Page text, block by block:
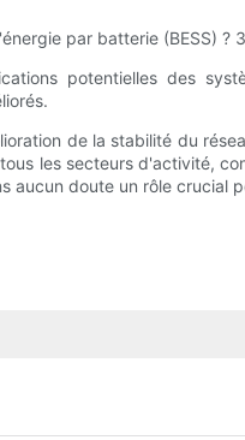
potentielles des
de la stabilité du
les secteurs d'activité,
doute un rôle crucial